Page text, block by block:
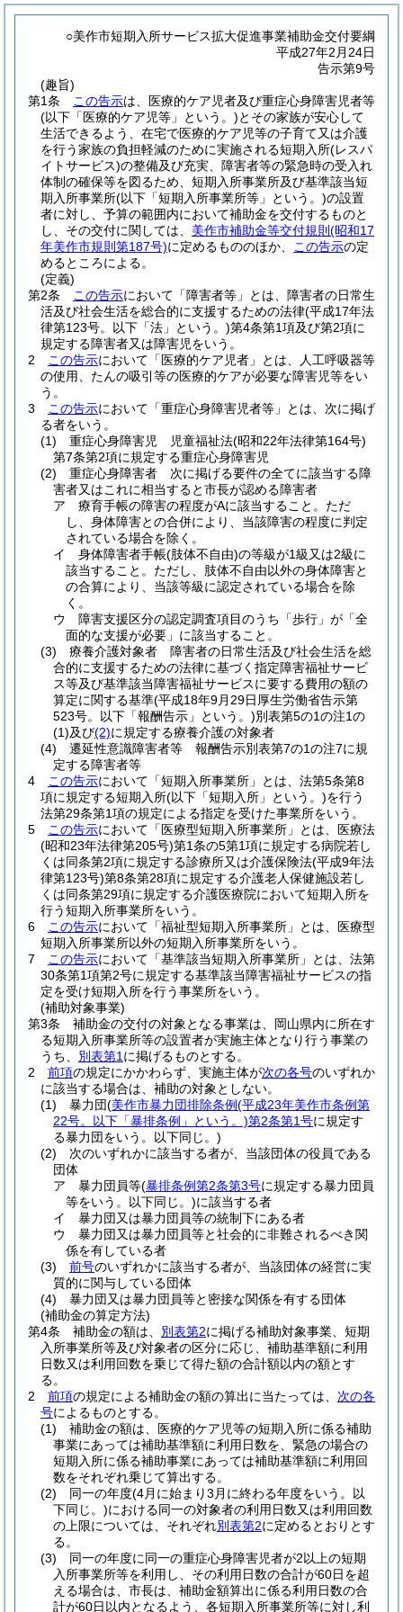
○美作市短期入所サービス拡大促進事業補助金交付要綱
平成27年2月24日
告示第9号
(趣旨)
第1条
この告示は、医療的ケア児者及び重症心身障害児者等
(以下「医療的ケア児等」という。)とその家族が安心して
生活できるよう、在宅で医療的ケア児等の子育て又は介護
を行う家族の負担軽減のために実施される短期入所(レスパ
イトサービス)の整備及び充実、障害者等の緊急時の受入れ
体制の確保等を図るため、短期入所事業所及び基準該当短
期入所事業所(以下「短期入所事業所等」という。)の設置
者に対し、予算の範囲内において補助金を交付するものと
し、その交付に関しては、 美作市補助金等交付規則 (昭和17
年美作市規則第187号)に定めるもののほか、 この告示の定
めるところによる。
(定義)
第2条
この告示において「障害者等」とは、障害者の日常生
活及び社会生活を総合的に支援するための法律(平成17年法
律第123号。以下「法」という。)第4条第1項及び第2項に
規定する障害者又は障害児をいう。
2
この告示において「医療的ケア児者」とは、人工呼吸器等
の使用、たんの吸引等の医療的ケアが必要な障害児等をい
う。
3
この告示において「重症心身障害児者等」とは、次に掲げ
る者をいう。
(1)
重症心身障害児 児童福祉法(昭和22年法律第164号)
第7条第2項に規定する重症心身障害児
(2)
重症心身障害者 次に掲げる要件の全てに該当する障
害者又はこれに相当すると市長が認める障害者
ア
療育手帳の障害の程度がAに該当すること。 ただ
し、身体障害との合併により、当該障害の程度に判定
されている場合を除く。
イ
身体障害者手帳(肢体不自由)の等級が1級又は2級に
該当すること。 ただし、肢体不自由以外の身体障害と
の合算により、当該等級に認定されている場合を除
く。
ウ
障害支援区分の認定調査項目のうち「歩行」が「全
面的な支援が必要」に該当すること。
(3)
療養介護対象者 障害者の日常生活及び社会生活を総
合的に支援するための法律に基づく指定障害福祉サービ
ス等及び基準該当障害福祉サービスに要する費用の額の
算定に関する基準(平成18年9月29日厚生労働省告示第
523号。以下「報酬告示」という。)別表第5の1の注1の
(1)及び(2)に規定する療養介護の対象者
(4)
遷延性意識障害者等 報酬告示別表第7の1の注7に規
定する障害者等
4
この告示において「短期入所事業所」とは、法第5条第8
項に規定する短期入所(以下「短期入所」という。)を行う
法第29条第1項の規定による指定を受けた事業所をいう。
5
この告示において「医療型短期入所事業所」とは、医療法
(昭和23年法律第205号)第1条の5第1項に規定する病院若し
くは同条第2項に規定する診療所又は介護保険法(平成9年法
律第123号)第8条第28項に規定する介護老人保健施設若し
くは同条第29項に規定する介護医療院において短期入所を
行う短期入所事業所をいう。
6
この告示において「福祉型短期入所事業所」とは、医療型
短期入所事業所以外の短期入所事業所をいう。
7
この告示において「基準該当短期入所事業所」とは、法第
30条第1項第2号に規定する基準該当障害福祉サービスの指
定を受け短期入所を行う事業所をいう。
(補助対象事業)
第3条
補助金の交付の対象となる事業は、岡山県内に所在す
る短期入所事業所等の設置者が実施主体となり行う事業の
うち、 別表第1 に掲げるものとする。
2
前項の規定にかかわらず、実施主体が次の各号のいずれか
に該当する場合は、補助の対象としない。
(1)
暴力団(美作市暴力団排除条例(平成23年美作市条例第
22号。以下「暴排条例」という。)第2条第1号に規定す
る暴力団をいう。以下同じ。)
(2)
次のいずれかに該当する者が、当該団体の役員である
団体
ア
暴力団員等(暴排条例第2条第3号に規定する暴力団員
等をいう。以下同じ。)に該当する者
イ
暴力団又は暴力団員等の統制下にある者
ウ
暴力団又は暴力団員等と社会的に非難されるべき関
係を有している者
(3)
前号のいずれかに該当する者が、当該団体の経営に実
質的に関与している団体
(4)
暴力団又は暴力団員等と密接な関係を有する団体
(補助金の算定方法)
第4条
補助金の額は、 別表第2に掲げる補助対象事業、短期
入所事業所等及び対象者の区分に応じ、補助基準額に利用
日数又は利用回数を乗じて得た額の合計額以内の額とす
る。
2
前項の規定による補助金の額の算出に当たっては、 次の各
号によるものとする。
(1)
補助金の額は、医療的ケア児等の短期入所に係る補助
事業にあっては補助基準額に利用日数を、緊急の場合の
短期入所に係る補助事業にあっては補助基準額に利用回
数をそれぞれ乗じて算出する。
(2)
同一の年度(4月に始まり3月に終わる年度をいう。以
下同じ。)における同一の対象者の利用日数又は利用回数
の上限については、それぞれ別表第2に定めるとおりとす
る。
(3)
同一の年度に同一の重症心身障害児者が2以上の短期
入所事業所等を利用し、その利用日数の合計が60日を超
える場合は、市長は、補助金額算出に係る利用日数の合
計が60日以内となるよう、各短期入所事業所等に対し利